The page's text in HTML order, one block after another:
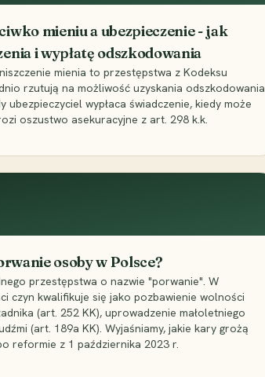
mieniu a ubezpieczenie - jak
i wypłatę odszkodowania
mienia to przestępstwa z Kodeksu
rzutują na możliwość uzyskania odszkodowania
ubezpieczyciel wypłaca świadczenie, kiedy może
oszustwo asekuracyjne z art. 298 k.k.
osoby w Polsce?
przestępstwa o nazwie "porwanie". W
czyn kwalifikuje się jako pozbawienie wolności
(art. 252 KK), uprowadzenie małoletniego
(art. 189a KK). Wyjaśniamy, jakie kary grożą
reformie z 1 października 2023 r.